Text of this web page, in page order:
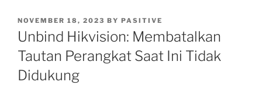
POSTED
ON
NOVEMBER 18, 2023 BY PASITIVE
Unbind Hikvision: Membatalkan
Tautan Perangkat Saat Ini Tidak
Didukung